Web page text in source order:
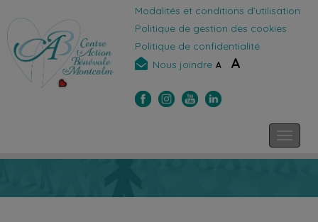
Modalités et conditions d’utilisation
Politique de gestion des cookies
Politique de confidentialité
Nous joindre A A